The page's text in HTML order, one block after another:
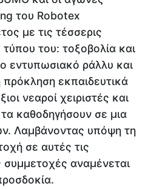
του Robotex
με τις τέσσερις
του: τοξοβολία και
εντυπωσιακό ράλλυ και
εκπαιδευτικά
νεαροί χειριστές και
τα καθοδηγήσουν σε μια
Λαμβάνοντας υπόψη τη
σε αυτές τις
συμμετοχές αναμένεται